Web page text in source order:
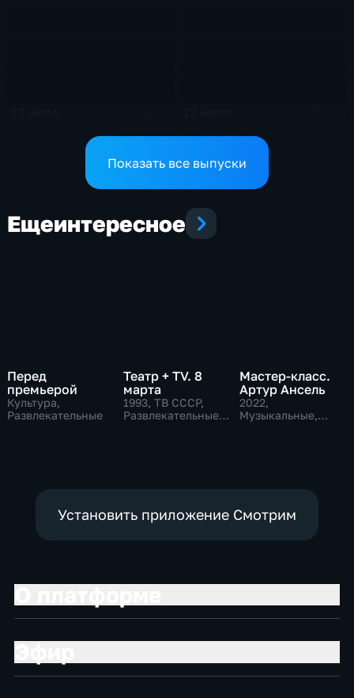
Показать все выпуски
Ещеинтересное
Перед
премьерой
Культура,
Развлекательные
Театр + TV. 8
марта
1993, ТВ СССР,
Развлекательные,
Мастер-класс.
Артур Ансель
2022,
Музыкальные,
Установить приложение Смотрим